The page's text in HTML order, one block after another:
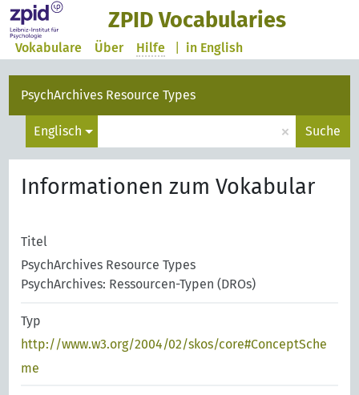
ZPID Vocabularies
in English
Vokabulare Über Hilfe
PsychArchives Resource Types
Englisch × Suche
Informationen zum Vokabular
Titel
PsychArchives Resource Types
PsychArchives: Ressourcen-Typen (DROs)
Typ
http://www.w3.org/2004/02/skos/core#ConceptSche
me